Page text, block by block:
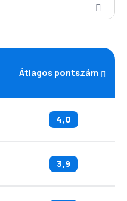
Átlagos pontszám
4,0
3,9